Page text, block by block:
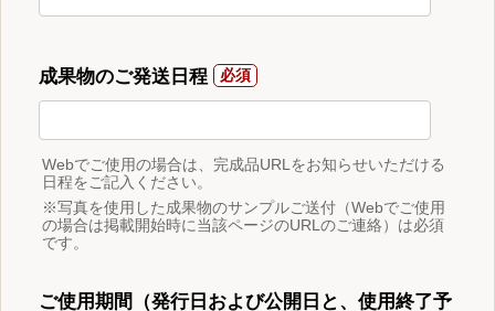
成果物のご発送日程
Webでご使用の場合は、完成品URLをお知らせいただける
日程をご記入ください。
※写真を使用した成果物のサンプルご送付（Webでご使用
の場合は掲載開始時に当該ページのURLのご連絡）は必須
です。
ご使用期間（発行日および公開日と、使用終了予